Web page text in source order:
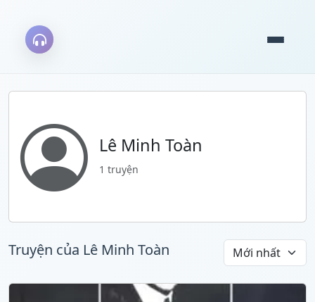
Lê Minh Toàn
1 truyện
Truyện của Lê Minh Toàn